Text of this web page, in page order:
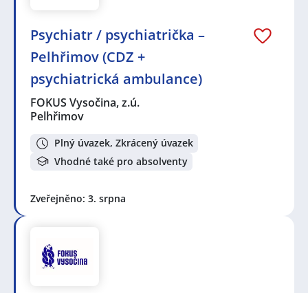
Psychiatr / psychiatrička –
Pelhřimov (CDZ +
psychiatrická ambulance)
FOKUS Vysočina, z.ú.
Pelhřimov
Plný úvazek, Zkrácený úvazek
Vhodné také pro absolventy
Zveřejněno: 3. srpna